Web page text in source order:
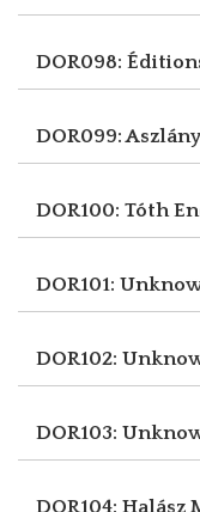
DOR098:
DOR099:
DOR100: Tóth
DOR101:
DOR102:
DOR103:
DOR104: Halász